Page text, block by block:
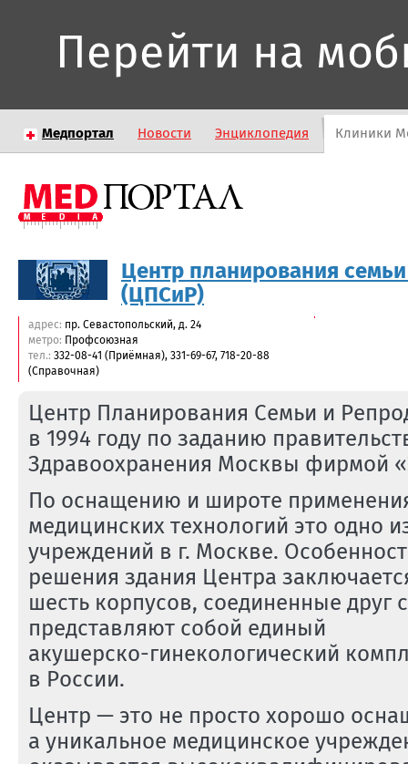
Перейти на
Медпортал Новости Энциклопедия Клиники
Центр планирования
(ЦПСиР)
адрес: пр. Севастопольский, д. 24
метро: Профсоюзная
тел.: 332-08-41 (Приёмная), 331-69-67, 718-20-88
(Справочная)
Центр Планирования Семьи и
в 1994 году по заданию
Здравоохранения Москвы фирмой
По оснащению и широте
медицинских технологий это одно
учреждений в г. Москве.
решения здания Центра
шесть корпусов, соединенные друг
представляют собой единый
акушерско-гинекологический
в России.
Центр — это не просто хорошо
а уникальное медицинское